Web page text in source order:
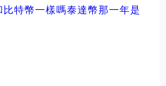
比特幣一樣嗎泰達幣那一年是